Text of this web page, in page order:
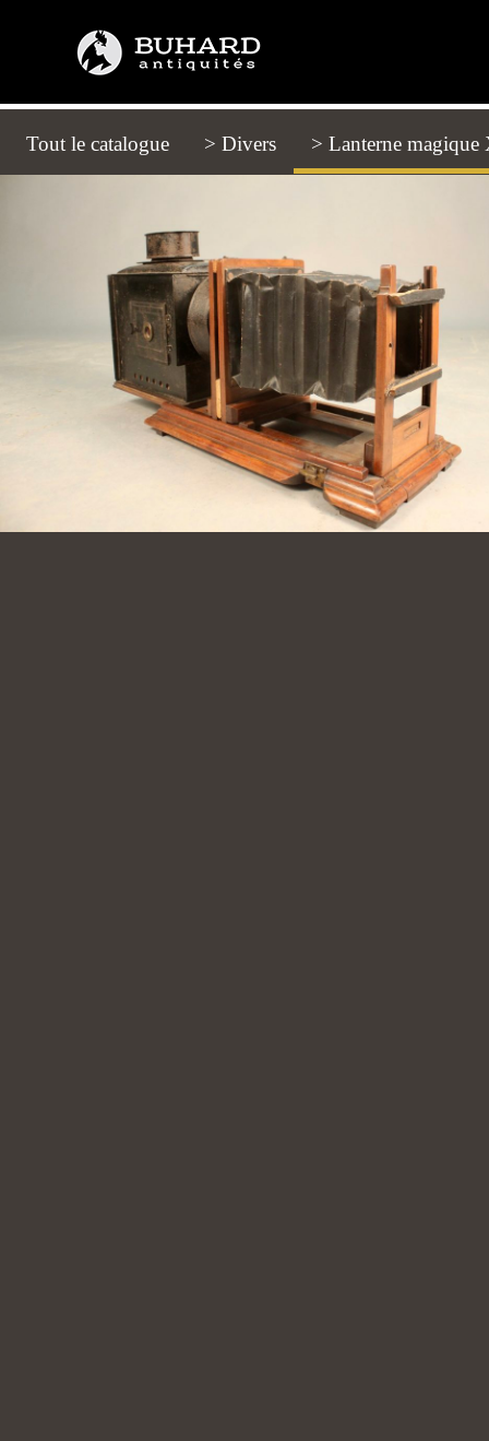
Tout le catalogue (current)
> Divers > Lanterne magique